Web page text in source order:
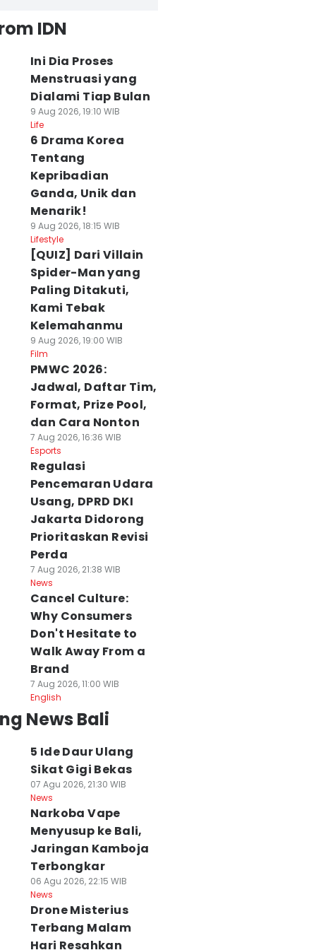
IDN
Ini Dia Proses
Menstruasi yang
Dialami Tiap Bulan
9 Aug 2026, 19:10 WIB
Life
6 Drama Korea
Tentang
Kepribadian
Ganda, Unik dan
Menarik!
9 Aug 2026, 18:15 WIB
Lifestyle
[QUIZ] Dari Villain
Spider-Man yang
Paling Ditakuti,
Kami Tebak
Kelemahanmu
9 Aug 2026, 19:00 WIB
Film
PMWC 2026:
Jadwal, Daftar Tim,
Format, Prize Pool,
dan Cara Nonton
7 Aug 2026, 16:36 WIB
Esports
Regulasi
Pencemaran Udara
Usang, DPRD DKI
Jakarta Didorong
Prioritaskan Revisi
Perda
7 Aug 2026, 21:38 WIB
News
Cancel Culture:
Why Consumers
Don't Hesitate to
Walk Away From a
Brand
7 Aug 2026, 11:00 WIB
English
News Bali
5 Ide Daur Ulang
Sikat Gigi Bekas
07 Agu 2026, 21:30 WIB
News
Narkoba Vape
Menyusup ke Bali,
Jaringan Kamboja
Terbongkar
06 Agu 2026, 22:15 WIB
News
Drone Misterius
Terbang Malam
Hari Resahkan